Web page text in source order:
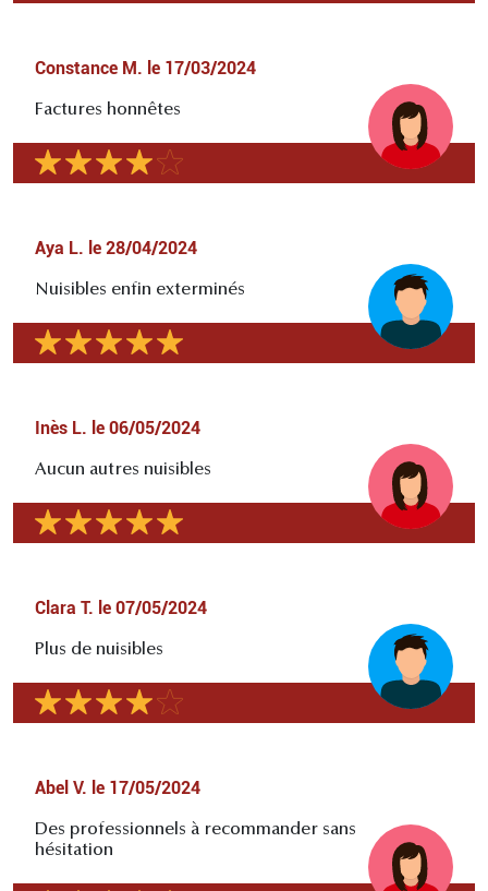
Constance M. le 17/03/2024
Factures honnêtes
Aya L. le 28/04/2024
Nuisibles enfin exterminés
Inès L. le 06/05/2024
Aucun autres nuisibles
Clara T. le 07/05/2024
Plus de nuisibles
Abel V. le 17/05/2024
Des professionnels à recommander sans
hésitation